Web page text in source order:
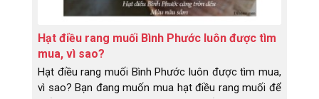
Hạt điều rang muối Bình Phước luôn được tìm
mua, vì sao?
Hạt điều rang muối Bình Phước luôn được tìm mua,
vì sao? Bạn đang muốn mua hạt điều rang muối để